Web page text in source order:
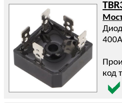
код